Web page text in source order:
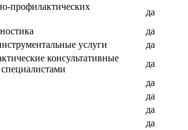
профилактических
да
да
услуги
да
консультативные
да
да
да
да
да